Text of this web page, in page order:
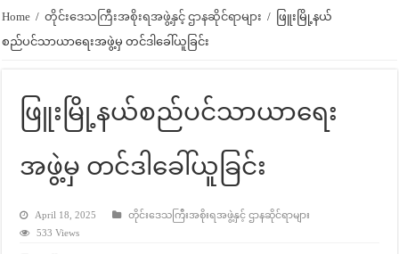
Home / တိုင်းဒေသကြီးအစိုးရအဖွဲ့နှင့် ဌာနဆိုင်ရာများ / ဖြူးမြို့နယ်
စည်ပင်သာယာရေးအဖွဲ့မှ တင်ဒါခေါ်ယူခြင်း
ဖြူးမြို့နယ်စည်ပင်သာယာရေး
အဖွဲ့မှ တင်ဒါခေါ်ယူခြင်း
April 18, 2025
တိုင်းဒေသကြီးအစိုးရအဖွဲ့နှင့် ဌာနဆိုင်ရာများ
533 Views